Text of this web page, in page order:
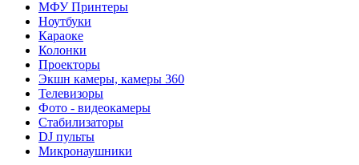
МФУ Принтеры
Ноутбуки
Караоке
Колонки
Проекторы
Экшн камеры, камеры 360
Телевизоры
Фото - видеокамеры
Стабилизаторы
DJ пульты
Микронаушники